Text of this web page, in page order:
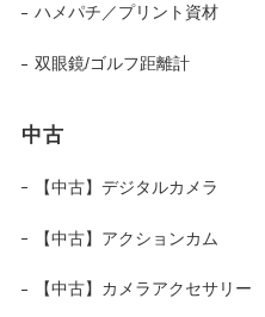
ハメパチ／プリント資材
双眼鏡/ゴルフ距離計
中古
【中古】デジタルカメラ
【中古】アクションカム
【中古】カメラアクセサリー